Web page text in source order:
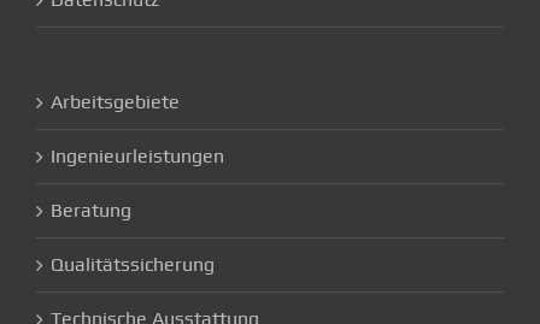
Arbeitsgebiete
Ingenieurleistungen
Beratung
Qualitätssicherung
Technische Ausstattung